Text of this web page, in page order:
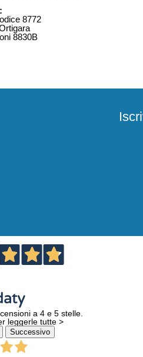
8772
8830B
a 4 e 5 stelle.
leggerle tutte >
Successivo